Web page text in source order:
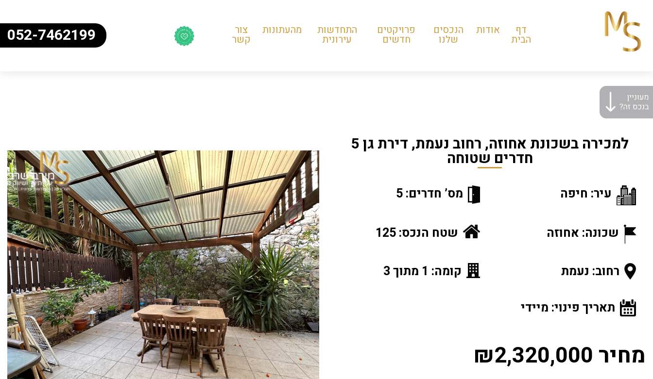
דף
הבית
אודות הנכסים
שלנו
פרויקטים
חדשים
התחדשות
עירונית
מהעתונות צור
קשר 052-7462199
למכירה בשכונת אחוזה, רחוב נעמת, דירת גן 5
חדרים שטוחה
עיר: חיפה מס’ חדרים: 5
שכונה: אחוזה שטח הנכס: 125
רחוב: נעמת קומה: 1 מתוך 3
תאריך פינוי: מיידי
מחיר ₪2,320,000